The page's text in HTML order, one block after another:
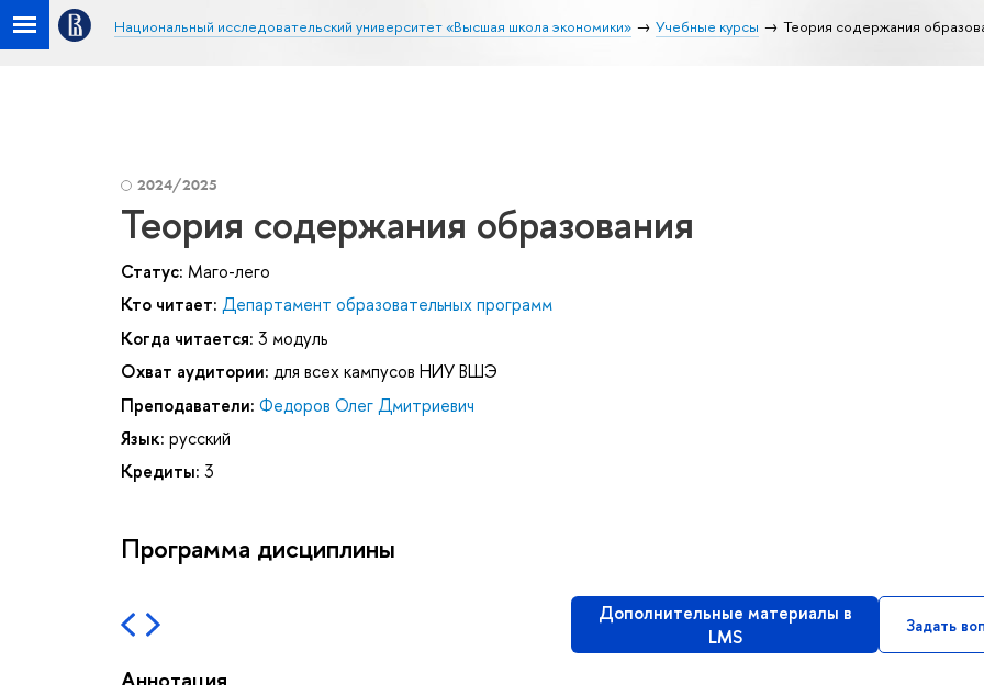
Национальный исследовательский университет «Высшая школа экономики» Учебные курсы Теория содержания
2024/2025
Теория содержания образования
Статус: Маго-лего
Кто читает: Департамент образовательных программ
Когда читается: 3 модуль
Охват аудитории: для всех кампусов НИУ ВШЭ
Преподаватели: Федоров Олег Дмитриевич
Язык: русский
Кредиты: 3
Программа дисциплины
Дополнительные материалы в
LMS
Задать